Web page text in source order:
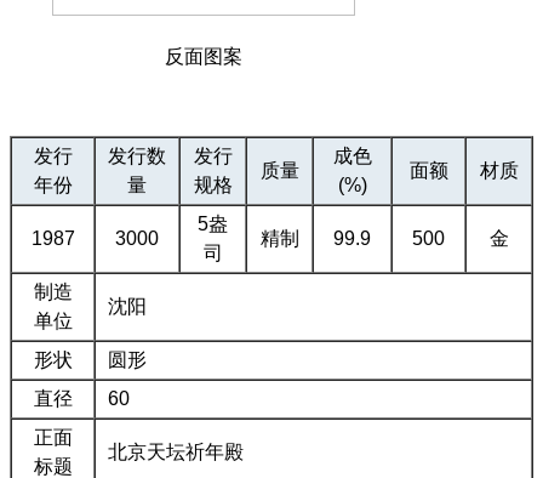
反面图案
发行
年份
发行数
量
发行
规格
质量
成色
(%)
面额 材质
1987 3000
5盎
司
精制 99.9 500 金
制造
单位
沈阳
形状
圆形
直径
60
正面
标题
北京天坛祈年殿